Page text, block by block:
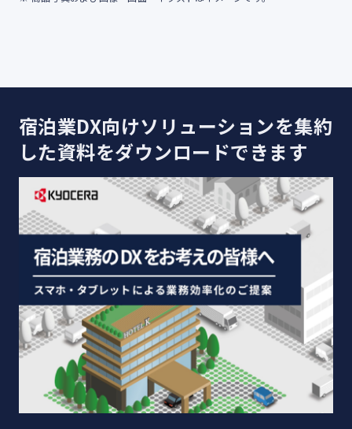
宿泊業DX向けソリューションを集約
した資料をダウンロードできます